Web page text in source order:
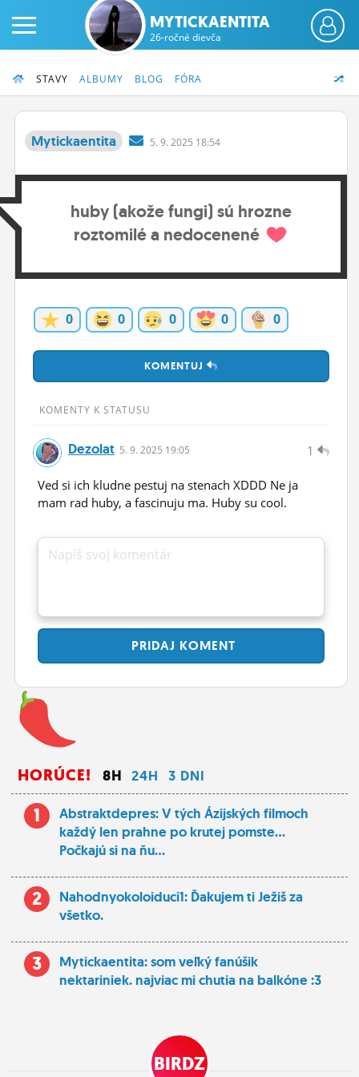
ČINŽIAK
FÓRUM
STATUSY
BLOGY
ĽUDIA
MÔJ PROFIL
NASTAVENIA
ROLETA
MYTICKAENTITA
26-ročné dievča
STAVY ALBUMY BLOG FÓRA
Mytickaentita 5. 9. 2025 18:54
huby (akože fungi) sú hrozne
roztomilé a nedocenené
0 0 0 0 0
KOMENTUJ
KOMENTY K STATUSU
1
Dezolat 5. 9. 2025 19:05
Ved si ich kludne pestuj na stenach XDDD Ne ja
mam rad huby, a fascinuju ma. Huby su cool.
Napíš svoj komentár
PRIDAJ KOMENT
HORÚCE! 8H 24H 3 DNI
1
Abstraktdepres: V tých Ázijských filmoch
každý len prahne po krutej pomste...
Počkajú si na ňu...
2
Nahodnyokoloiduci1: Ďakujem ti Ježiš za
všetko.
3
Mytickaentita: som veľký fanúšik
nektariniek. najviac mi chutia na balkóne :3
BIRDZ